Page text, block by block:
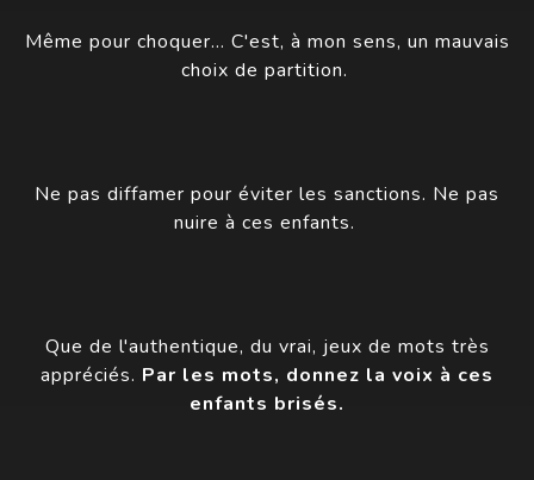
Même pour choquer… C'est, à mon sens, un mauvais
choix de partition.
Ne pas diffamer pour éviter les sanctions. Ne pas
nuire à ces enfants.
Que de l'authentique, du vrai, jeux de mots très
appréciés. Par les mots, donnez la voix à ces
enfants brisés.